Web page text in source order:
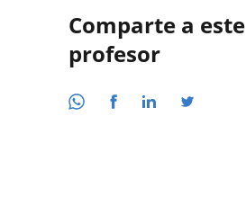
Comparte a este
profesor